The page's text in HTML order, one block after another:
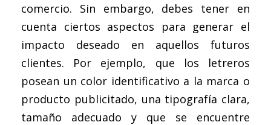
comercio. Sin embargo, debes tener en
cuenta ciertos aspectos para generar el
impacto deseado en aquellos futuros
clientes. Por ejemplo, que los letreros
posean un color identificativo a la marca o
producto publicitado, una tipografía clara,
tamaño adecuado y que se encuentre